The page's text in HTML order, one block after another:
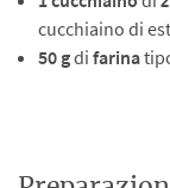
cucchiaino di
50 gdi farina